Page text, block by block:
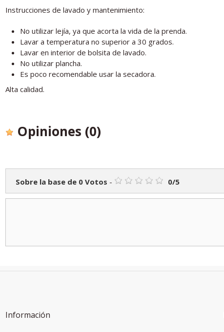
Instrucciones de lavado y mantenimiento:
No utilizar lejía, ya que acorta la vida de la prenda.
Lavar a temperatura no superior a 30 grados.
Lavar en interior de bolsita de lavado.
No utilizar plancha.
Es poco recomendable usar la secadora.
Alta calidad.
Opiniones (0)
Sobre la base de 0 Votos - 0/5
Información